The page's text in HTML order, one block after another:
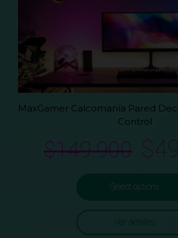
MaxGamer Calcomanía Pared
Control
$149.900 $
Select options